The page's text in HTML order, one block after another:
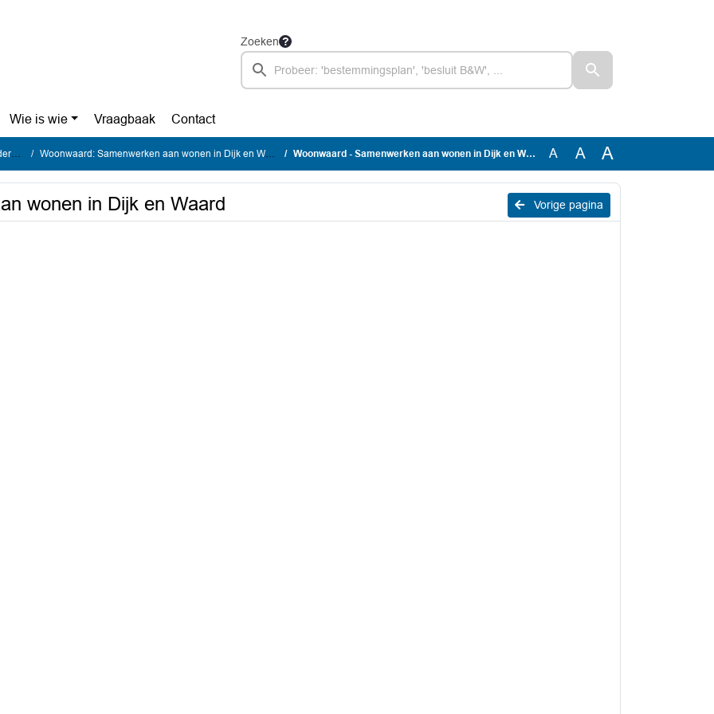
Zoeken
Wie is wie Vraagbaak Contact
Woonwaard: Samenwerken aan wonen in Dijk en Waard Woonwaard - Samenwerken aan wonen in Dijk en Waard A A A
Vorige pagina
wonen in Dijk en Waard